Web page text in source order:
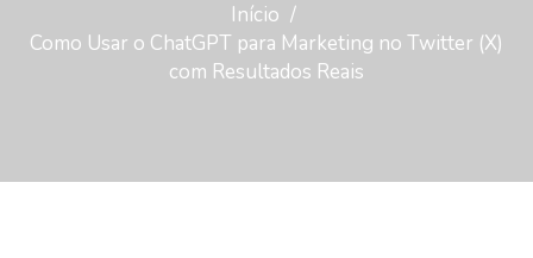
Início
Como Usar o ChatGPT para Marketing no Twitter (X)
com Resultados Reais